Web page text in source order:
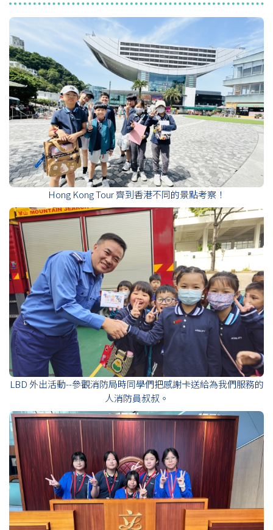
Hong Kong Tour 齊到香港不同的景點考察！
LBD 外出活動--參觀消防局時同學們把感謝卡送給為我們服務的
人消防員叔叔。